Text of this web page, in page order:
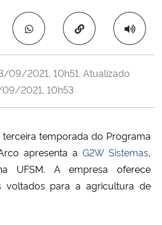
Inovações e Comunicações
Copiar para área
09/2021, 10h51. Atualizado
2021, 10h53
temporada do Programa
apresenta a G2W Sistemas,
UFSM. A empresa oferece
voltados para a agricultura de